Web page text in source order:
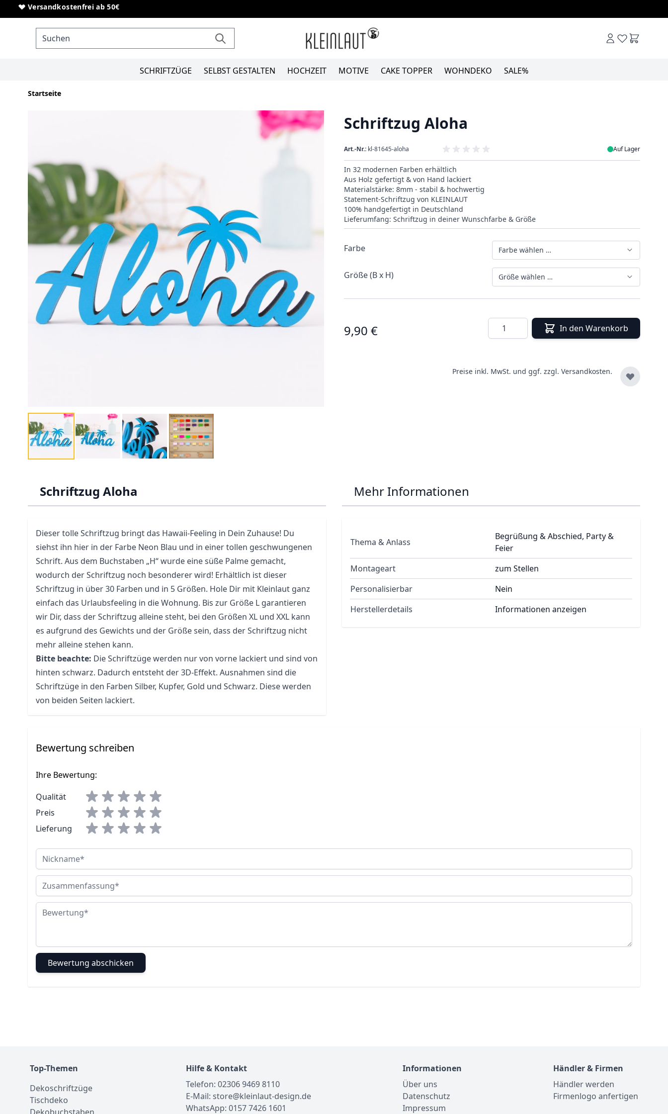
Direkt zum Inhalt
Versandkostenfrei ab 50€
Sonderanfertigungen von Schriftzügen
SCHRIFTZÜGE SELBST GESTALTEN HOCHZEIT MOTIVE CAKE TOPPER WOHNDEKO SALE%
Startseite
Schriftzug Aloha
Art.-Nr.: kl-81645-aloha Auf Lager
In 32 modernen Farben erhältlich
Aus Holz gefertigt & von Hand lackiert
Materialstärke: 8mm - stabil & hochwertig
Statement-Schriftzug von KLEINLAUT
100% handgefertigt in Deutschland
Lieferumfang: Schriftzug in deiner Wunschfarbe & Größe
Farbe Farbe wählen …
Größe (B x H) Größe wählen …
9,90 € Menge In den Warenkorb
Preise inkl. MwSt. und ggf. zzgl. Versandkosten.
Schriftzug Aloha
Dieser tolle Schriftzug bringt das Hawaii-Feeling in Dein Zuhause! Du
siehst ihn hier in der Farbe Neon Blau und in einer tollen geschwungenen
Schrift. Aus dem Buchstaben „H“ wurde eine süße Palme gemacht,
wodurch der Schriftzug noch besonderer wird! Erhältlich ist dieser
Schriftzug in über 30 Farben und in 5 Größen. Hole Dir mit Kleinlaut ganz
einfach das Urlaubsfeeling in die Wohnung. Bis zur Größe L garantieren
wir Dir, dass der Schriftzug alleine steht, bei den Größen XL und XXL kann
es aufgrund des Gewichts und der Größe sein, dass der Schriftzug nicht
mehr alleine stehen kann.
Bitte beachte: Die Schriftzüge werden nur von vorne lackiert und sind von
hinten schwarz. Dadurch entsteht der 3D-Effekt. Ausnahmen sind die
Schriftzüge in den Farben Silber, Kupfer, Gold und Schwarz. Diese werden
von beiden Seiten lackiert.
Mehr Informationen
Thema & Anlass
Begrüßung & Abschied, Party &
Feier
Montageart
zum Stellen
Personalisierbar
Nein
Herstellerdetails
Informationen anzeigen
Bewertung schreiben
Ihre Bewertung:
Qualität
Preis
Lieferung
Nickname
Zusammenfassung
Bewertung
Bewertung abschicken
Top-Themen
Dekoschriftzüge
Tischdeko
Hilfe & Kontakt
Telefon: 02306 9469 8110
E-Mail: store@kleinlaut-design.de
WhatsApp: 0157 7426 1601
Informationen
Über uns
Datenschutz
Impressum
Händler & Firmen
Händler werden
Firmenlogo anfertigen